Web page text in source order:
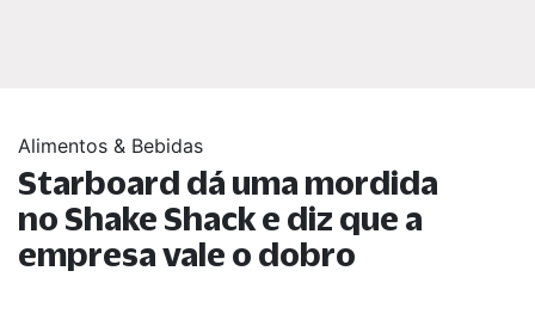
Alimentos & Bebidas
Starboard dá uma mordida
no Shake Shack e diz que a
empresa vale o dobro